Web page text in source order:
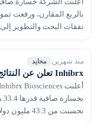
منذ شهرين محايد
Inhibrx تعلن عن النتائج المالية للربع الأول من عام 2026